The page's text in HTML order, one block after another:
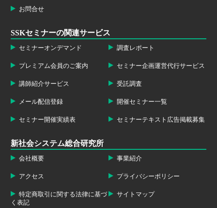
お問合せ
SSKセミナーの関連サービス
セミナーオンデマンド 調査レポート
プレミアム会員のご案内 セミナー企画運営代行サービス
講師紹介サービス 受託調査
メール配信登録 開催セミナー一覧
セミナー開催実績表 セミナーテキスト広告掲載募集
新社会システム総合研究所
会社概要 事業紹介
アクセス プライバシーポリシー
特定商取引に関する法律に基づ
く表記
サイトマップ